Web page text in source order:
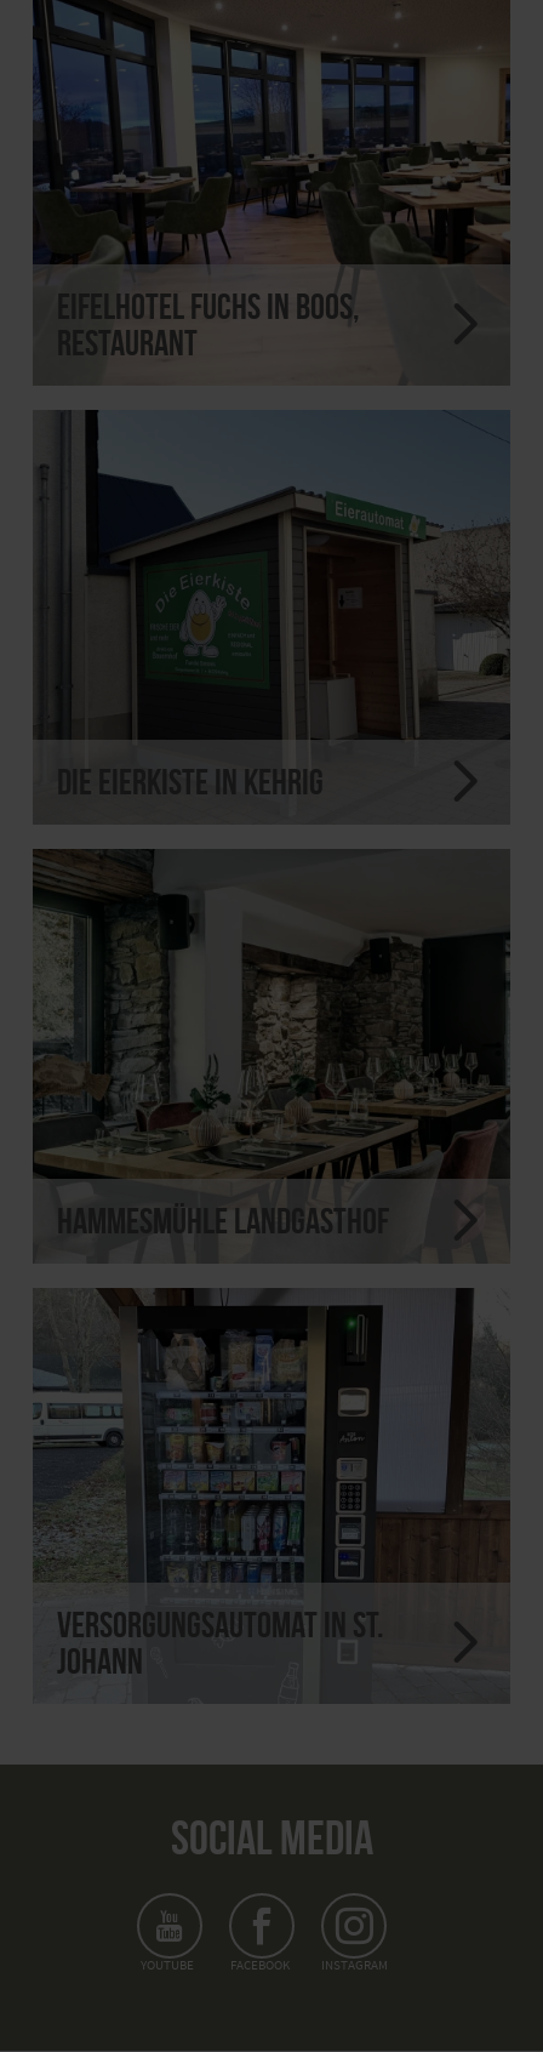
Eifelhotel Fuchs in Boos,
Restaurant
Die Eierkiste in Kehrig
Hammesmühle Landgasthof
Versorgungsautomat in St.
Johann
SOCIAL MEDIA
YOUTUBE FACEBOOK INSTAGRAM